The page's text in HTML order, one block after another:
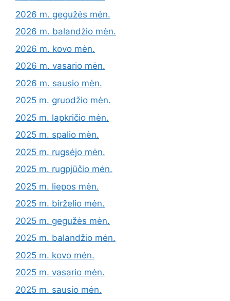
2026 m. gegužės mėn.
2026 m. balandžio mėn.
2026 m. kovo mėn.
2026 m. vasario mėn.
2026 m. sausio mėn.
2025 m. gruodžio mėn.
2025 m. lapkričio mėn.
2025 m. spalio mėn.
2025 m. rugsėjo mėn.
2025 m. rugpjūčio mėn.
2025 m. liepos mėn.
2025 m. birželio mėn.
2025 m. gegužės mėn.
2025 m. balandžio mėn.
2025 m. kovo mėn.
2025 m. vasario mėn.
2025 m. sausio mėn.